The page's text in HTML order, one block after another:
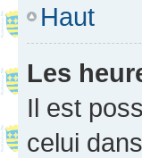
Haut
Les
Il est
celui